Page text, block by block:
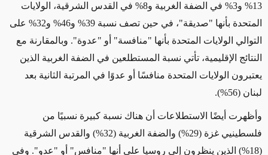
13% و3% في الضفة الغربية و8% في القدس الشرقية، الولايات
المتحدة بأنها "صديقة"، في حين تصف نسبة 39% و46% و32% على
التوالي الولايات المتحدة بأنها "منافسة" أو "عدوة". وبالمقارنة مع
النتائج الإقليمية، تأتي نسبة المستطلعين في الضفة الغربية الذين
يعتبرون الولايات المتحدة منافسًا أو عدوًا في المرتبة الثانية بعد
لبنان (56%).
وأظهرت أيضًا الاستطلاعات أن هناك نسبة كبيرة نسبيًا من
فلسطينيي غزة (29%) والضفة الغربية (32%) والقدس الشرقية
(18%) الذين ينظرون إلى روسيا على أنها "منافس" أو "عدو". وفي